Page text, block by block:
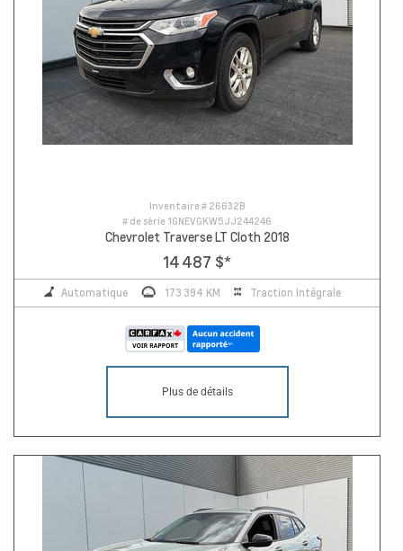
Inventaire # 26632B
# de série 1GNEVGKW5JJ244246
Chevrolet Traverse LT Cloth 2018
14 487 $*
Automatique 173 394 KM Traction Intégrale
Plus de détails